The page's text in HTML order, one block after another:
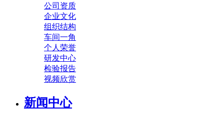
公司资质
企业文化
组织结构
车间一角
个人荣誉
研发中心
检验报告
视频欣赏
新闻中心